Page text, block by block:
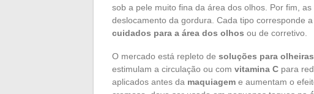
sob a pele muito fina da área dos olhos. Por fim, as
deslocamento da gordura. Cada tipo corresponde
cuidados para a área dos olhos ou de corretivo.
O mercado está repleto de soluções para olheiras
estimulam a circulação ou com vitamina C para
aplicados antes da maquiagem e aumentam o